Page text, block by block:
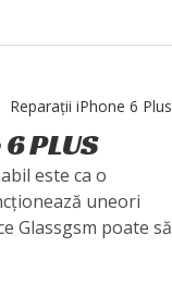
Reparații iPhone 6 Plus
PLUS
este ca o
uneori
Glassgsm poate să